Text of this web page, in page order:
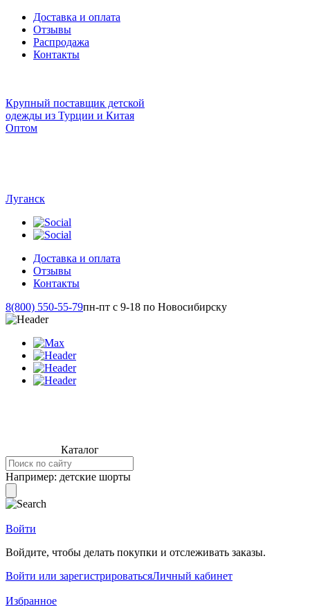
Доставка и оплата
Отзывы
Распродажа
Контакты
Крупный поставщик детской
одежды из Турции и Китая
Оптом
Луганск
Доставка и оплата
Отзывы
Контакты
8(800) 550-55-79пн-пт с 9-18 по Новосибирску
Каталог
Например: детские шорты
Войти
Войдите, чтобы делать покупки и отслеживать заказы.
Войти или зарегистрироватьсяЛичный кабинет
Избранное